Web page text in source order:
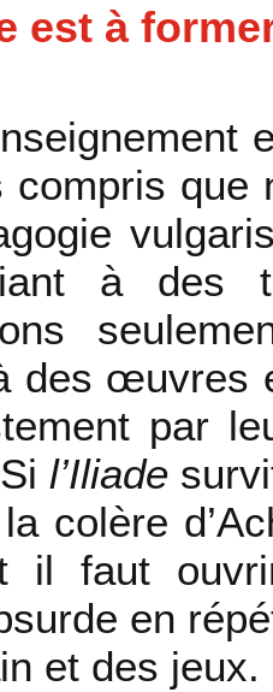
est à
compris que
à des
des œuvres
par
l’Iliade
colère
il faut
en
et des jeux.